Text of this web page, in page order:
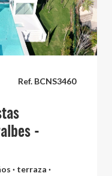
Ref. BCNS3460
-
· terraza ·